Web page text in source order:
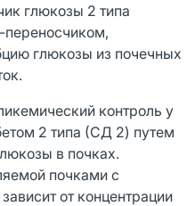
глюкозы 2 типа
глюкозы из почечных
контроль у
2 типа (СД 2) путем
в почках.
почками с
от концентрации